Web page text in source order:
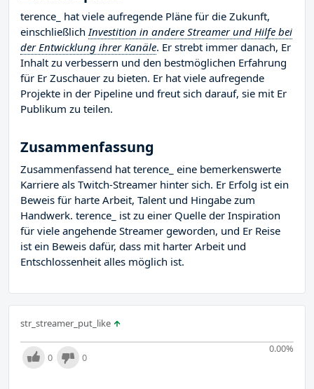
terence_ hat viele aufregende Pläne für die Zukunft,
einschließlichInvestition in andere Streamer und Hilfe bei
der Entwicklung ihrer Kanäle. Er strebt immer danach, Er
Inhalt zu verbessern und den bestmöglichen Erfahrung
für Er Zuschauer zu bieten. Er hat viele aufregende
Projekte in der Pipeline und freut sich darauf, sie mit Er
Publikum zu teilen.
Zusammenfassung
Zusammenfassend hat terence_ eine bemerkenswerte
Karriere als Twitch-Streamer hinter sich. Er Erfolg ist ein
Beweis für harte Arbeit, Talent und Hingabe zum
Handwerk. terence_ ist zu einer Quelle der Inspiration
für viele angehende Streamer geworden, und Er Reise
ist ein Beweis dafür, dass mit harter Arbeit und
Entschlossenheit alles möglich ist.
str_streamer_put_like
0.00%
0 0